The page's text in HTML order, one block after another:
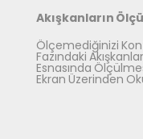
Akışkanların
Ölçemediğinizi
Fazındaki
Esnasında
Ekran Üzerinden